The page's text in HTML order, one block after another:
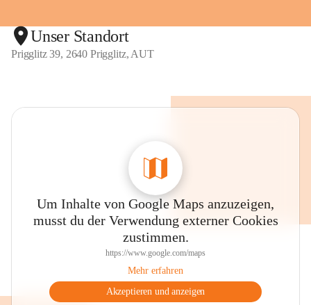
Unser Standort
Prigglitz 39, 2640 Prigglitz, AUT
Um Inhalte von Google Maps anzuzeigen,
musst du der Verwendung externer Cookies
zustimmen.
https://www.google.com/maps
Mehr erfahren
Akzeptieren und anzeigen